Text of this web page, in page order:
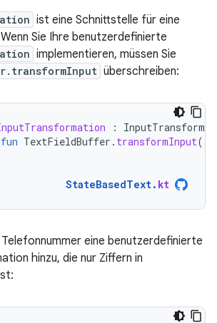
ist eine Schnittstelle für eine
Sie Ihre benutzerdefinierte
implementieren, müssen Sie
überschreiben:
:
fun TextFieldBuffer . transformInput()
StateBasedText. kt
Telefonnummer eine benutzerdefinierte
hinzu, die nur Ziffern in